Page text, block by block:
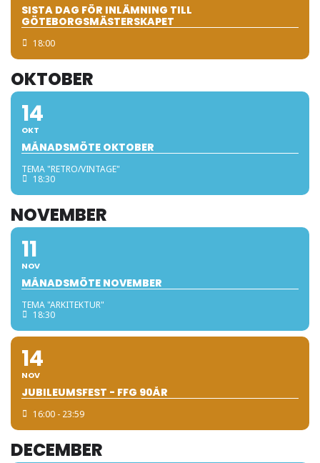
SISTA DAG FÖR INLÄMNING TILL
GÖTEBORGSMÄSTERSKAPET
18:00
OKTOBER
14
OKT
MÅNADSMÖTE OKTOBER
TEMA "RETRO/VINTAGE"
18:30
NOVEMBER
11
NOV
MÅNADSMÖTE NOVEMBER
TEMA "ARKITEKTUR"
18:30
14
NOV
JUBILEUMSFEST - FFG 90ÅR
16:00 - 23:59
DECEMBER